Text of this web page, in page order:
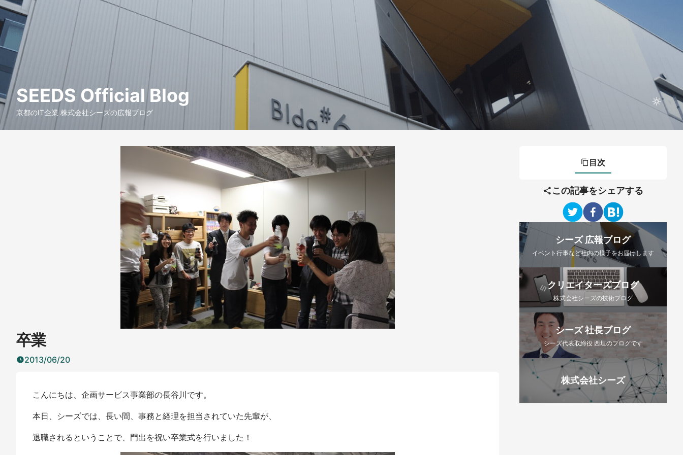
SEEDS Official Blog
京都のIT企業 株式会社シーズの広報ブログ
卒業
2013/06/20
こんにちは、企画サービス事業部の長谷川です。
本日、シーズでは、長い間、事務と経理を担当されていた先輩が、
退職されるということで、門出を祝い卒業式を行いました！
目次
この記事をシェアする
シーズ 広報ブログ
イベント行事など社内の様子をお届けします
クリエイターズブログ
株式会社シーズの技術ブログ
シーズ 社長ブログ
シーズ代表取締役 西垣のブログです
株式会社シーズ